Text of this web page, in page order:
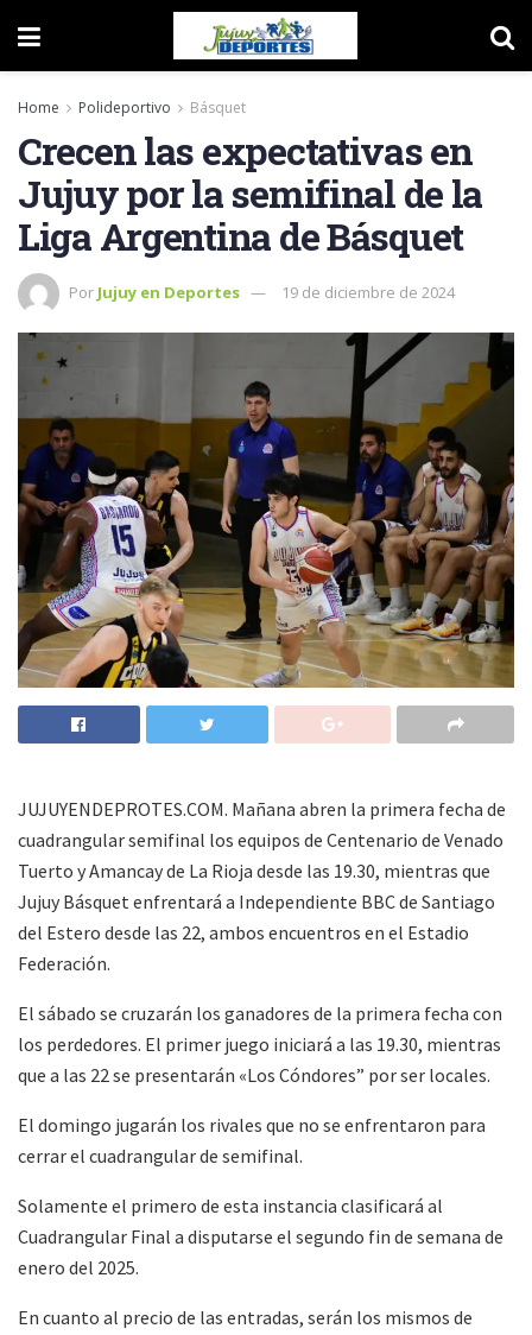
Home Polideportivo Básquet
Crecen las expectativas en
Jujuy por la semifinal de la
Liga Argentina de Básquet
Por Jujuy en Deportes 19 de diciembre de 2024
JUJUYENDEPROTES.COM. Mañana abren la primera fecha de
cuadrangular semifinal los equipos de Centenario de Venado
Tuerto y Amancay de La Rioja desde las 19.30, mientras que
Jujuy Básquet enfrentará a Independiente BBC de Santiago
del Estero desde las 22, ambos encuentros en el Estadio
Federación.
El sábado se cruzarán los ganadores de la primera fecha con
los perdedores. El primer juego iniciará a las 19.30, mientras
que a las 22 se presentarán «Los Cóndores” por ser locales.
El domingo jugarán los rivales que no se enfrentaron para
cerrar el cuadrangular de semifinal.
Solamente el primero de esta instancia clasificará al
Cuadrangular Final a disputarse el segundo fin de semana de
enero del 2025.
En cuanto al precio de las entradas, serán los mismos de